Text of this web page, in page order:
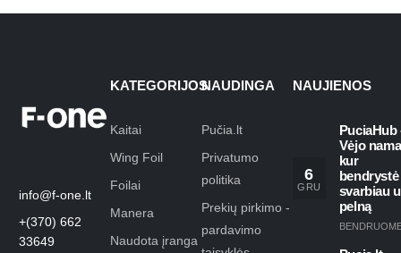
info@f-one.lt
+(370) 662
33649
KATEGORIJOS
Kaitai
Wing Foil
Foilai
Manera
Naudota įranga
NAUDINGA
Pučia.lt
Privatumo
politika
Prekių pirkimo -
pardavimo
NAUJIENOS
6
GRU
PuciaHub
Vėjo
kur
bendrystė
svarbiau
pelną